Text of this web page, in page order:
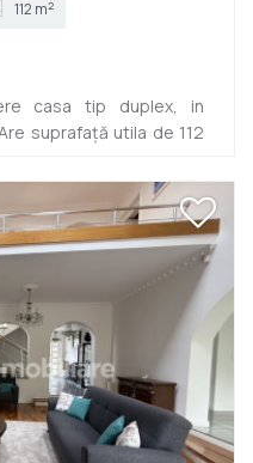
112 m2
casa tip duplex, in
suprafață utila de 112
se afla într-o zona
pentru locuit sau birou.
fiind proprietarii si nu
pentru birouri sau
pentru mai multe